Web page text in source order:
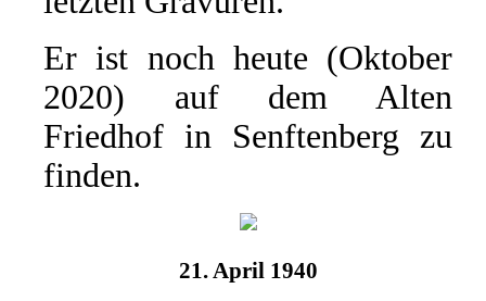
Er ist noch heute (Oktober
2020) auf dem Alten
Friedhof in Senftenberg zu
finden.
21. April 1940